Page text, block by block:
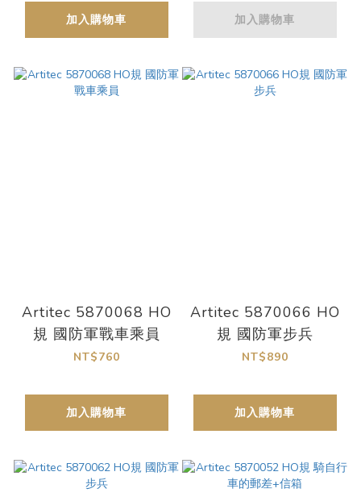
國傘兵
加入購物車 加入購物車
Artitec 5870068 HO
規 國防軍戰車乘員
NT$760
加入購物車
Artitec 5870066 HO
規 國防軍步兵
NT$890
加入購物車